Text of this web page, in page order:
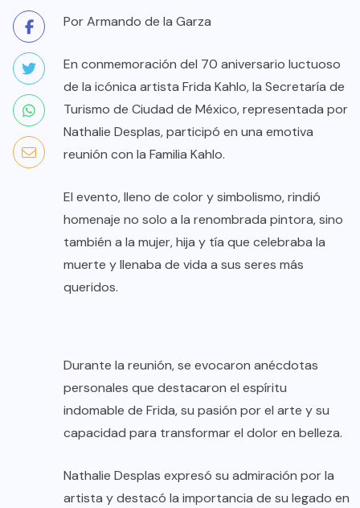
Por Armando de la Garza
En conmemoración del 70 aniversario luctuoso
de la icónica artista Frida Kahlo, la Secretaría de
Turismo de Ciudad de México, representada por
Nathalie Desplas, participó en una emotiva
reunión con la Familia Kahlo.
El evento, lleno de color y simbolismo, rindió
homenaje no solo a la renombrada pintora, sino
también a la mujer, hija y tía que celebraba la
muerte y llenaba de vida a sus seres más
queridos.
Durante la reunión, se evocaron anécdotas
personales que destacaron el espíritu
indomable de Frida, su pasión por el arte y su
capacidad para transformar el dolor en belleza.
Nathalie Desplas expresó su admiración por la
artista y destacó la importancia de su legado en